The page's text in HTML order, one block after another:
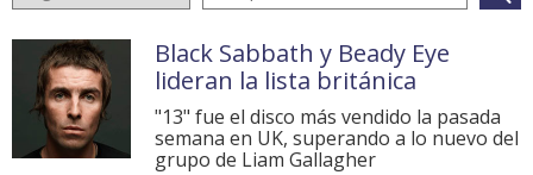
Black Sabbath y Beady Eye
lideran la lista británica
"13" fue el disco más vendido la pasada
semana en UK, superando a lo nuevo del
grupo de Liam Gallagher